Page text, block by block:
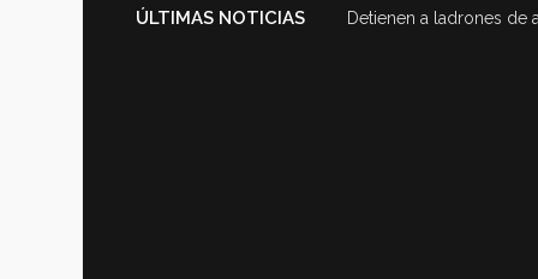
ÚLTIMAS NOTICIAS Detienen a ladrones de